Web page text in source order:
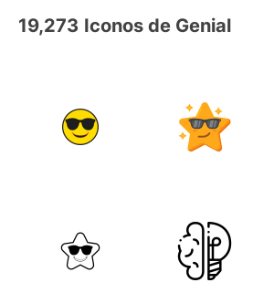
19,273 Iconos de Genial